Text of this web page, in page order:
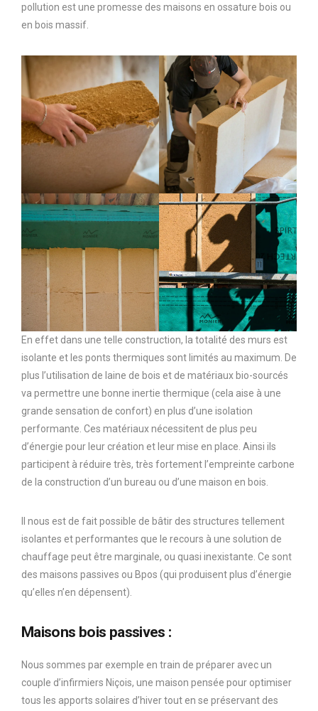
pollution est une promesse des maisons en ossature bois ou
en bois massif.
En effet dans une telle construction, la totalité des murs est
isolante et les ponts thermiques sont limités au maximum. De
plus l’utilisation de laine de bois et de matériaux bio-sourcés
va permettre une bonne inertie thermique (cela aise à une
grande sensation de confort) en plus d’une isolation
performante. Ces matériaux nécessitent de plus peu
d’énergie pour leur création et leur mise en place. Ainsi ils
participent à réduire très, très fortement l’empreinte carbone
de la construction d’un bureau ou d’une maison en bois.
Il nous est de fait possible de bâtir des structures tellement
isolantes et performantes que le recours à une solution de
chauffage peut être marginale, ou quasi inexistante. Ce sont
des maisons passives ou Bpos (qui produisent plus d’énergie
qu’elles n’en dépensent).
Maisons bois passives :
Nous sommes par exemple en train de préparer avec un
couple d’infirmiers Niçois, une maison pensée pour optimiser
tous les apports solaires d’hiver tout en se préservant des